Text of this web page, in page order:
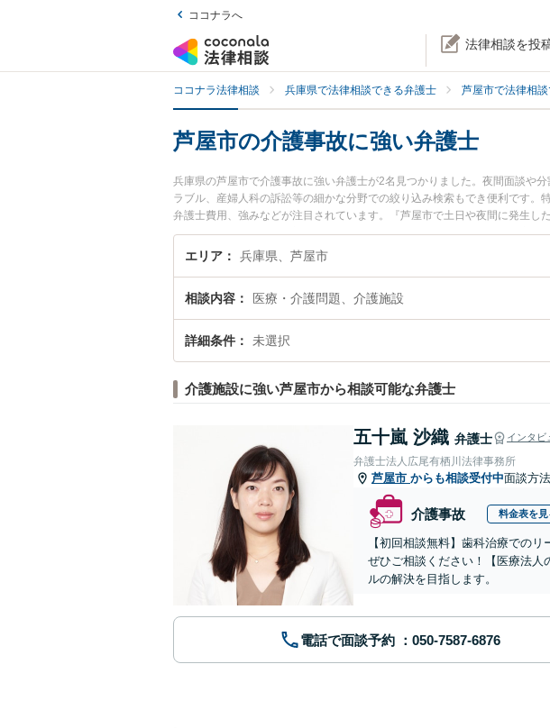
ココナラへ
法律相談を投
ココナラ法律相談 兵庫県で法律相談できる弁護士 芦屋市で法律相
芦屋市の介護事故に強い弁護士
兵庫県の芦屋市で介護事故に強い弁護士が2名見つかりました。夜間面談や
ラブル、産婦人科の訴訟等の細かな分野での絞り込み検索もでき便利です
弁護士費用、強みなどが注目されています。『芦屋市で土日や夜間に発生
弁護士を検索したい』『初回相談無料で介護事故を法律相談できる芦屋市
エリア 兵庫県、芦屋市
相談内容 医療・介護問題、介護施設
詳細条件 未選択
介護施設に強い芦屋市から相談可能な弁護士
五十嵐 沙織 弁護士 インタビ
弁護士法人広尾有栖川法律事務所
芦屋市 からも相談受付中面談方
介護事故 料金表を見
【初回相談無料】歯科治療での
ぜひご相談ください！【医療法人
ルの解決を目指します。
電話で面談予約